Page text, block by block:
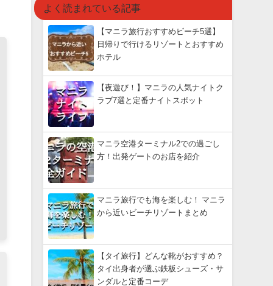
よく読まれている記事
【マニラ旅行おすすめビーチ5選】
日帰りで行けるリゾートとおすすめ
ホテル
【夜遊び！】マニラの人気ナイトク
ラブ7選と定番ナイトスポット
マニラ空港ターミナル2での過ごし
方！出発ゲートのお店を紹介
マニラ旅行でも海を楽しむ！ マニラ
から近いビーチリゾートまとめ
【タイ旅行】どんな靴がおすすめ？
タイ出身者が選ぶ鉄板シューズ・サ
ンダルと定番コーデ